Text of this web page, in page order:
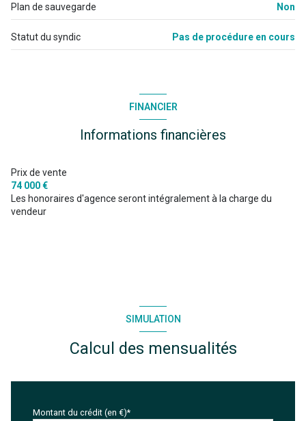
Plan de sauvegarde Non
Statut du syndic Pas de procédure en cours
FINANCIER
Informations financières
Prix de vente
74 000 €
Les honoraires d'agence seront intégralement à la charge du
vendeur
SIMULATION
Calcul des mensualités
Montant du crédit (en €)*